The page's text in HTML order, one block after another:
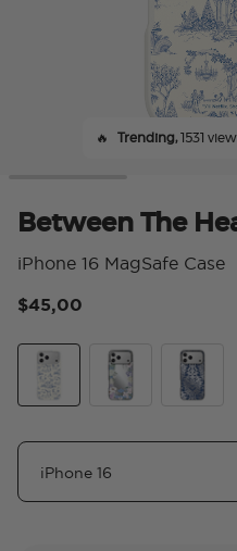
🔥 Trending,1531
Between The
iPhone 16 MagSafe Case
$45,00